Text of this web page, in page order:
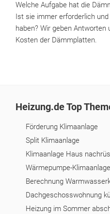
Welche Aufgabe hat die
Ist sie immer erforderlich
haben? Wir geben Antworten
Kosten der Dämmplatten.
Heizung.de Top
Förderung Klimaanlage
Split Klimaanlage
Klimaanlage Haus
Wärmepumpe-Klimaanlage
Berechnung
Dachgeschosswohnung
Heizung im Sommer